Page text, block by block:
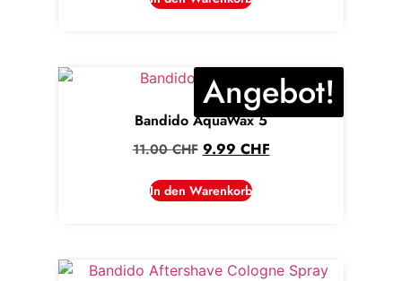
Angebot!
Bandido AquaWax 5
11.00CHF 9.99 CHF
In den Warenkorb